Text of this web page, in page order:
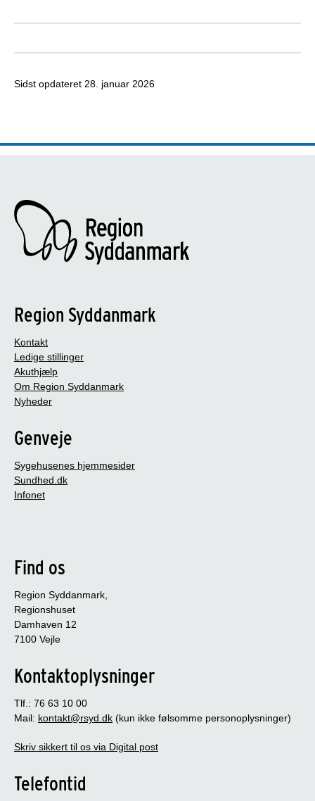
Sidst opdateret 28. januar 2026
Region Syddanmark
Kontakt
Ledige stillinger
Akuthjælp
Om Region Syddanmark
Nyheder
Genveje
Sygehusenes hjemmesider
Sundhed.dk
Infonet
Find os
Region Syddanmark,
Regionshuset
Damhaven 12
7100 Vejle
Kontaktoplysninger
Tlf.: 76 63 10 00
Mail: kontakt@rsyd.dk (kun ikke følsomme personoplysninger)
Skriv sikkert til os via Digital post
Telefontid